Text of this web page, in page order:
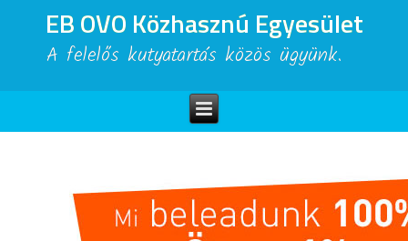
EB OVO Közhasznú Egyesület
A felelős kutyatartás közös ügyünk.